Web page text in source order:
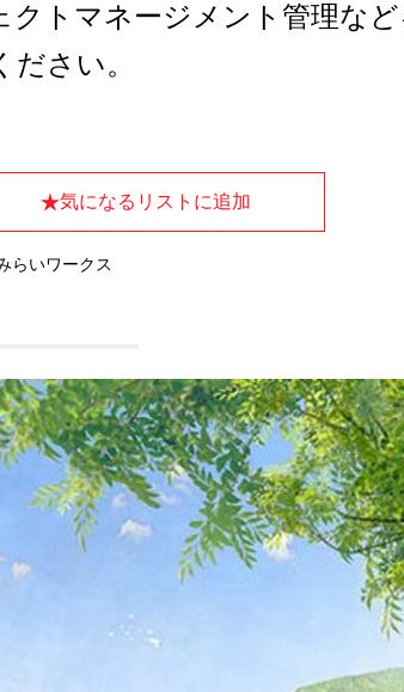
トマネージメント管理な
さい。
気になるリストに追加
らいワークス